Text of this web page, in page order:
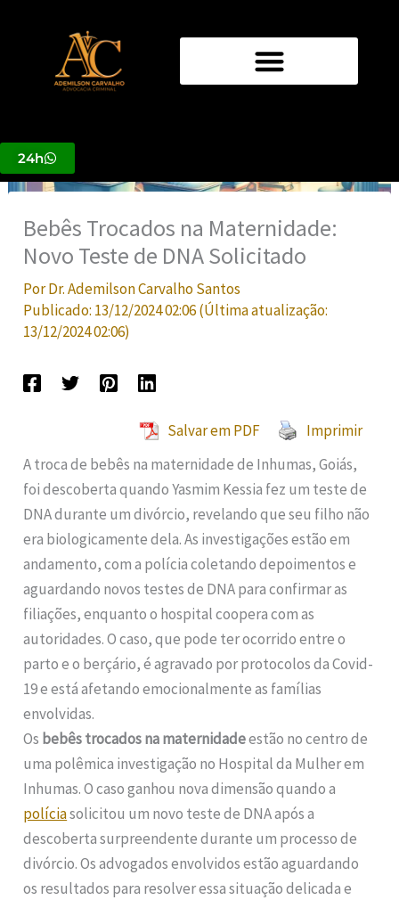
conteúdo
24h
Bebês Trocados na Maternidade:
Novo Teste de DNA Solicitado
PorDr. Ademilson Carvalho Santos
Publicado: 13/12/2024 02:06(Última atualização:
13/12/2024 02:06)
Salvar em PDF
Imprimir
A troca de bebês na maternidade de Inhumas, Goiás,
foi descoberta quando Yasmim Kessia fez um teste de
DNA durante um divórcio, revelando que seu filho não
era biologicamente dela. As investigações estão em
andamento, com a polícia coletando depoimentos e
aguardando novos testes de DNA para confirmar as
filiações, enquanto o hospital coopera com as
autoridades. O caso, que pode ter ocorrido entre o
parto e o berçário, é agravado por protocolos da Covid-
19 e está afetando emocionalmente as famílias
envolvidas.
Os bebês trocados na maternidadeestão no centro de
uma polêmica investigação no Hospital da Mulher em
Inhumas. O caso ganhou nova dimensão quando a
políciasolicitou um novo teste de DNA após a
descoberta surpreendente durante um processo de
divórcio. Os advogados envolvidos estão aguardando
os resultados para resolver essa situação delicada e